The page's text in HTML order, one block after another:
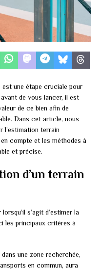
une étape cruciale pour
de vous lancer, il est
de ce bien afin de
Dans cet article, nous
l’estimation terrain
compte et les méthodes à
et précise.
d’un terrain
s’agit d’estimer la
les principaux critères à
une zone recherchée,
en commun, aura